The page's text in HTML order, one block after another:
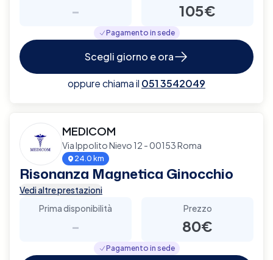
- 105€
Pagamento in sede
Scegli giorno e ora
oppure chiama il 051 3542049
MEDICOM
Via Ippolito Nievo 12 - 00153 Roma
24.0 km
Risonanza Magnetica Ginocchio
Vedi altre prestazioni
Prima disponibilità
-
Prezzo
80€
Pagamento in sede